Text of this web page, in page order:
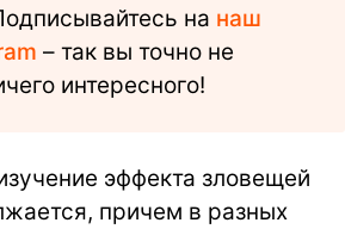
на наш
– так вы точно не
интересного!
эффекта зловещей
причем в разных